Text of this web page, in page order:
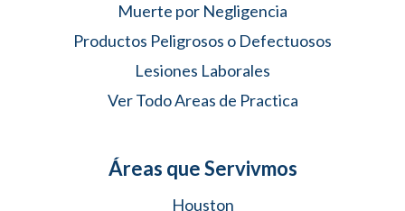
Muerte por Negligencia
Productos Peligrosos o Defectuosos
Lesiones Laborales
Ver Todo Areas de Practica
Áreas que Servivmos
Houston